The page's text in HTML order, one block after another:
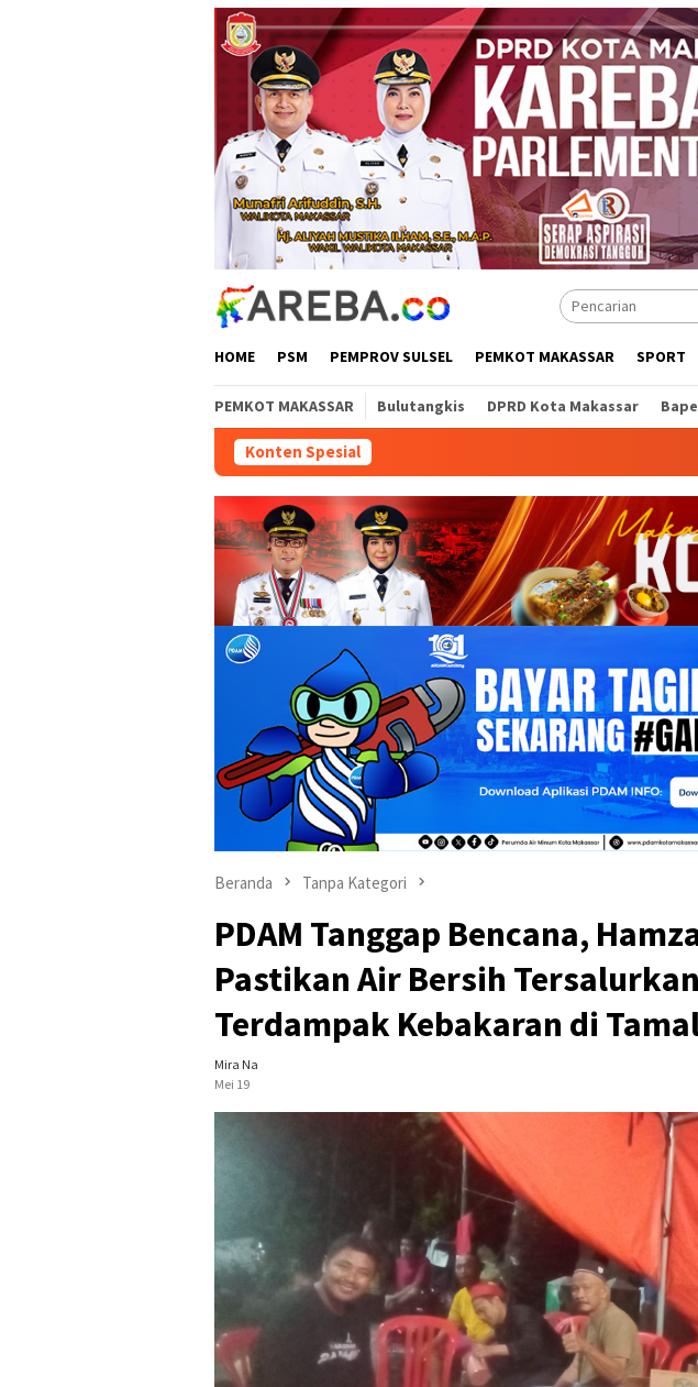
HOME PSM PEMPROV SULSEL PEMKOT MAKASSAR SPORT
PEMKOT MAKASSAR Bulutangkis DPRD Kota Makassar
Konten Spesial
Beranda Tanpa Kategori
PDAM Tanggap Bencana,
Pastikan Air Bersih
Terdampak Kebakaran di
Mira Na
Mei 19